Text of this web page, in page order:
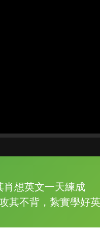
肖想英文一天練成
其不背，紮實學好
的品牌故事